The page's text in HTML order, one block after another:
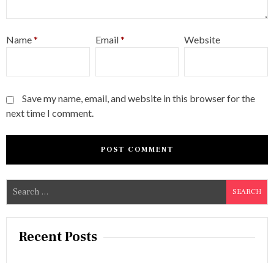
Name* Email* Website
Save my name, email, and website in this browser for the
next time I comment.
e
a
Recent Posts